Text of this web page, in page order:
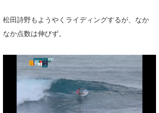
松田詩野もようやくライディングするが、なか
なか点数は伸びず。
banpaku
chappy
Romisea